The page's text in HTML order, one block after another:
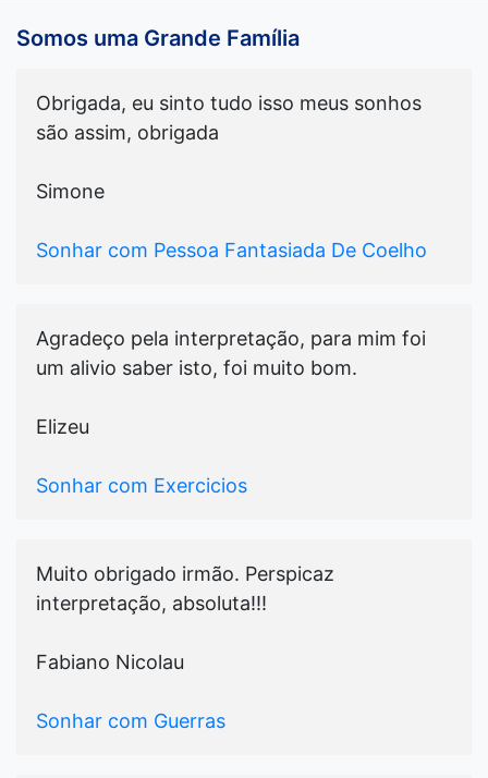
Somos uma Grande Família
Obrigada, eu sinto tudo isso meus sonhos
são assim, obrigada
Simone
Sonhar com Pessoa Fantasiada De Coelho
Agradeço pela interpretação, para mim foi
um alivio saber isto, foi muito bom.
Elizeu
Sonhar com Exercicios
Muito obrigado irmão. Perspicaz
interpretação, absoluta!!!
Fabiano Nicolau
Sonhar com Guerras